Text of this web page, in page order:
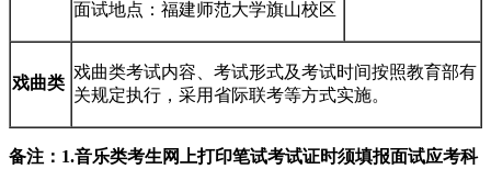
面试地点：福建师范大学旗山校区
戏曲类
戏曲类考试内容、考试形式及考试时间按照教育部有
关规定执行，采用省际联考等方式实施。
备注：1.音乐类考生网上打印笔试考试证时须填报面试应考科